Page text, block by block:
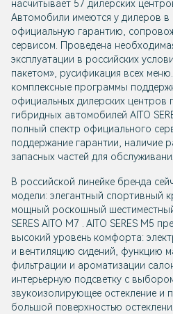
насчитывает 57 дилерских
Автомобили имеются у дилеров в
официальную гарантию,
сервисом. Проведена
эксплуатации в российских
пакетом», русификация всех
комплексные программы
официальных дилерских центров
гибридных автомобилей AITO
полный спектр официального
поддержание гарантии, наличие
запасных частей для
В российской линейке бренда
модели: элегантный спортивный
мощный роскошный
SERES AITO M7 . AITO SERES M5
высокий уровень комфорта:
и вентиляцию сидений, функцию
фильтрации и ароматизации
интерьерную подсветку с
звукоизолирующее остекление и
большой поверхностью